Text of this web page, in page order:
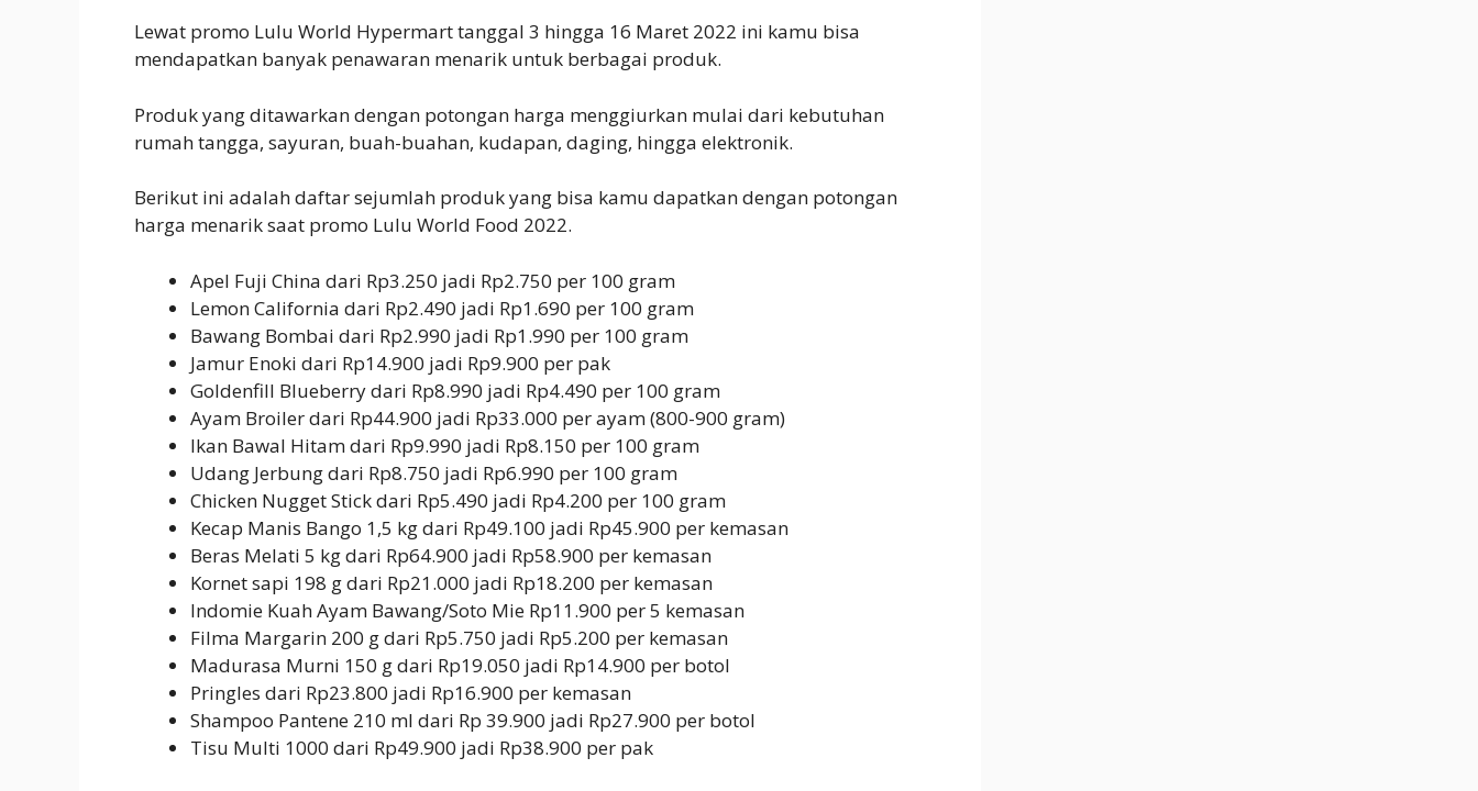
Lewat promo Lulu World Hypermart tanggal 3 hingga 16 Maret 2022 ini kamu bisa
mendapatkan banyak penawaran menarik untuk berbagai produk.
Produk yang ditawarkan dengan potongan harga menggiurkan mulai dari kebutuhan
rumah tangga, sayuran, buah-buahan, kudapan, daging, hingga elektronik.
Berikut ini adalah daftar sejumlah produk yang bisa kamu dapatkan dengan potongan
harga menarik saat promo Lulu World Food 2022.
Apel Fuji China dari Rp3.250 jadi Rp2.750 per 100 gram
Lemon California dari Rp2.490 jadi Rp1.690 per 100 gram
Bawang Bombai dari Rp2.990 jadi Rp1.990 per 100 gram
Jamur Enoki dari Rp14.900 jadi Rp9.900 per pak
Goldenfill Blueberry dari Rp8.990 jadi Rp4.490 per 100 gram
Ayam Broiler dari Rp44.900 jadi Rp33.000 per ayam (800-900 gram)
Ikan Bawal Hitam dari Rp9.990 jadi Rp8.150 per 100 gram
Udang Jerbung dari Rp8.750 jadi Rp6.990 per 100 gram
Chicken Nugget Stick dari Rp5.490 jadi Rp4.200 per 100 gram
Kecap Manis Bango 1,5 kg dari Rp49.100 jadi Rp45.900 per kemasan
Beras Melati 5 kg dari Rp64.900 jadi Rp58.900 per kemasan
Kornet sapi 198 g dari Rp21.000 jadi Rp18.200 per kemasan
Indomie Kuah Ayam Bawang/Soto Mie Rp11.900 per 5 kemasan
Filma Margarin 200 g dari Rp5.750 jadi Rp5.200 per kemasan
Madurasa Murni 150 g dari Rp19.050 jadi Rp14.900 per botol
Pringles dari Rp23.800 jadi Rp16.900 per kemasan
Shampoo Pantene 210 ml dari Rp 39.900 jadi Rp27.900 per botol
Tisu Multi 1000 dari Rp49.900 jadi Rp38.900 per pak